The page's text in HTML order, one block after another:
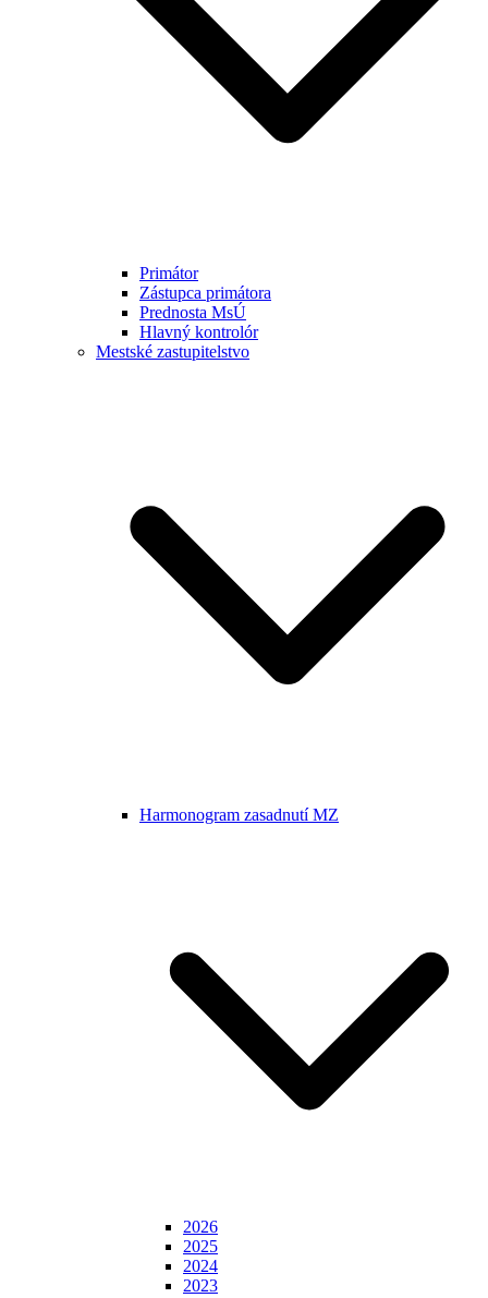
Primátor
Zástupca primátora
Prednosta MsÚ
Hlavný kontrolór
Mestské zastupitelstvo
Harmonogram zasadnutí MZ
2026
2025
2024
2023